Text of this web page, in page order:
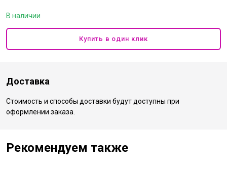
В наличии
Купить в один клик
Доставка
Стоимость и способы доставки будут доступны при
оформлении заказа.
Рекомендуем также